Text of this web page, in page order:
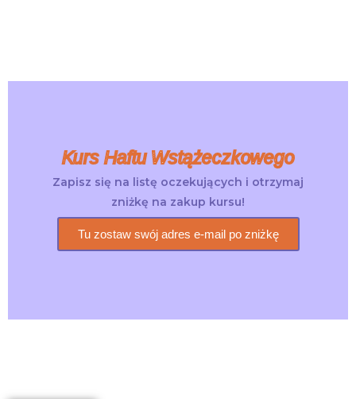
Kurs Haftu Wstążeczkowego
Zapisz się na listę oczekujących i otrzymaj
zniżkę na zakup kursu!
Tu zostaw swój adres e-mail po zniżkę